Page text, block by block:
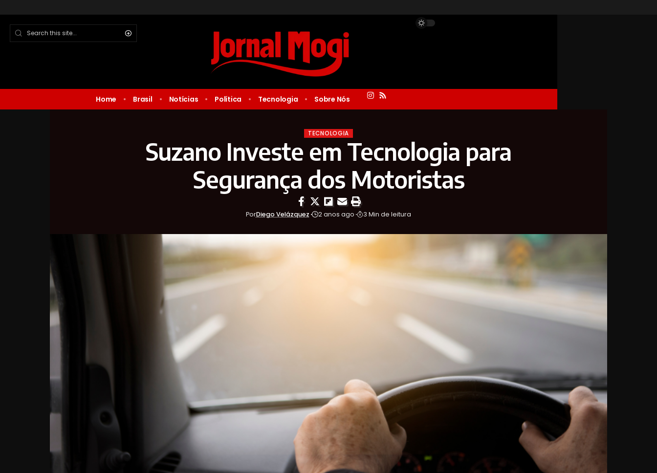
Home Brasil Notícias Política Tecnologia Sobre Nós
TECNOLOGIA
Suzano Investe em Tecnologia para
Segurança dos Motoristas
PorDiego Velázquez 2 anos ago 3 Min de leitura